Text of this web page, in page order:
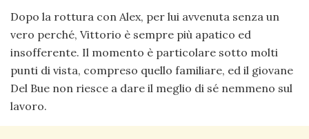
Dopo la rottura con Alex, per lui avvenuta senza un
vero perché, Vittorio è sempre più apatico ed
insofferente. Il momento è particolare sotto molti
punti di vista, compreso quello familiare, ed il giovane
Del Bue non riesce a dare il meglio di sé nemmeno sul
lavoro.